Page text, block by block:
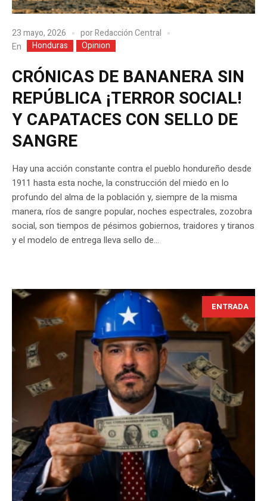
23 mayo, 2026 porRedacción Central
En
Honduras Opinion
CRÓNICAS DE BANANERA SIN
REPÚBLICA ¡TERROR SOCIAL!
Y CAPATACES CON SELLO DE
SANGRE
Hay una acción constante contra el pueblo hondureño desde
1911 hasta esta noche, la construcción del miedo en lo
profundo del alma de la población y, siempre de la misma
manera, ríos de sangre popular, noches espectrales, zozobra
social, son tiempos de pésimos gobiernos, traidores y tiranos
y el modelo de entrega lleva sello de...
ENTRADA